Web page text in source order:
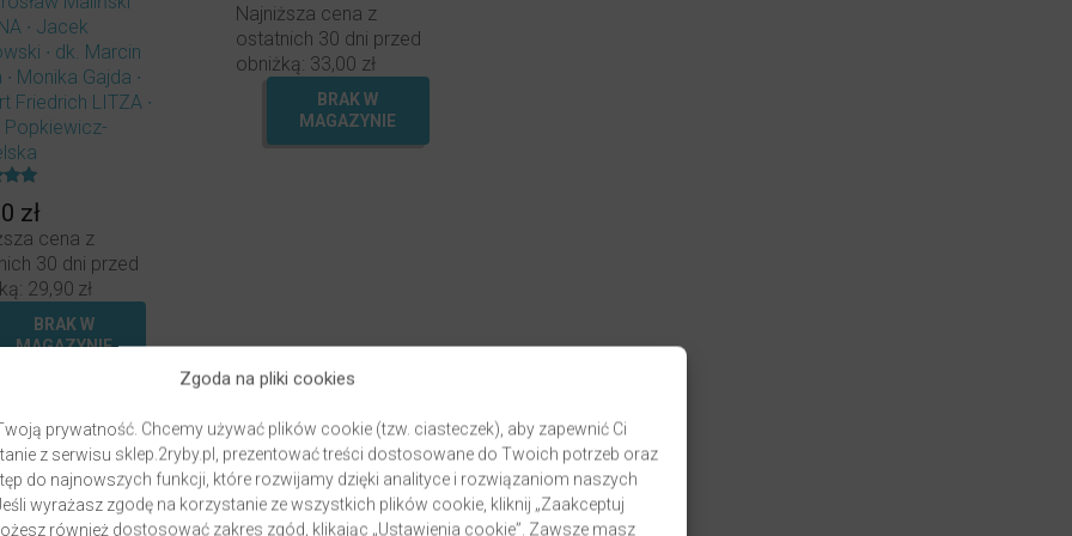
Zgoda na pliki cookies
prywatność. Chcemy używać plików cookie (tzw. ciasteczek), aby zapewnić Ci
z serwisu sklep.2ryby.pl, prezentować treści dostosowane do Twoich potrzeb oraz
do najnowszych funkcji, które rozwijamy dzięki analityce i rozwiązaniom naszych
wyrażasz zgodę na korzystanie ze wszystkich plików cookie, kliknij „Zaakceptuj
również dostosować zakres zgód, klikając „Ustawienia cookie”. Zawsze masz
Jacek
dk. Marcin
Monika Gajda
Friedrich LITZA
Popkiewicz-
zł
cena z
30 dni przed
29,90 zł
BRAK W
MAGAZYNIE
Najniższa cena z
ostatnich 30 dni przed
obniżką: 33,00 zł
BRAK W
MAGAZYNIE